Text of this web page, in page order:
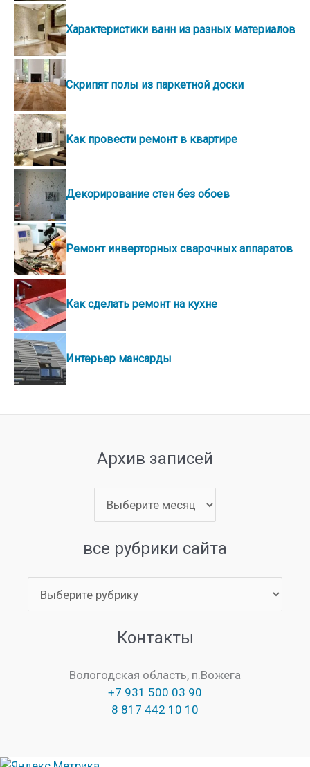
Характеристики ванн из разных материалов
Скрипят полы из паркетной доски
Как провести ремонт в квартире
Декорирование стен без обоев
Ремонт инверторных сварочных аппаратов
Как сделать ремонт на кухне
Интерьер мансарды
Архив записей
записей
все рубрики сайта
рубрики
Контакты
Вологодская область, п.Вожега
+7 931 500 03 90
8 817 442 10 10